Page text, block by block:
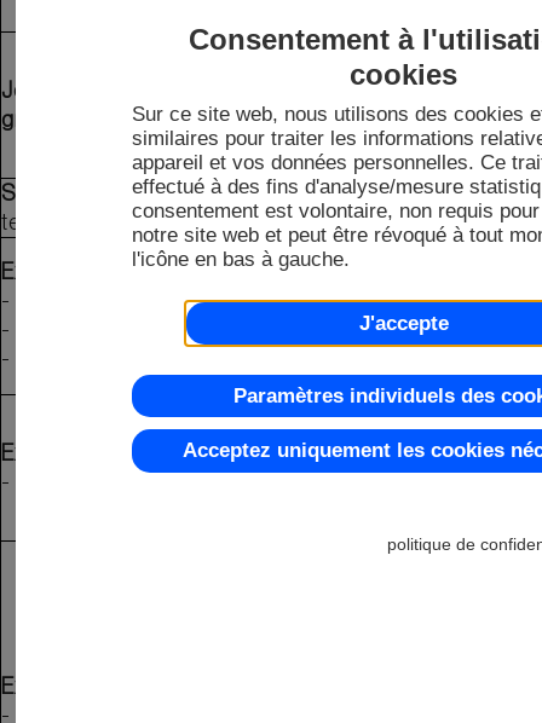
Consentement à
cookies
Sur ce site web, nous utilisons des cookies
similaires pour traiter les informations
appareil et vos données personnelles. Ce
effectué à des fins d'analyse/mesure
consentement est volontaire, non requis
notre site web et peut être révoqué à tout
l'icône en bas à gauche.
J'accepte
Paramètres individuels des
Acceptez uniquement les cookies
politique de
Jeux de caractères adaptés pour les affichages
graphiques
, y compris convertisseur *.BMP
EA
Simulateur DOGpour Windows (affichages de
texte et graphiques)
Exemples d'initialisationpour
- EA DOGM081-A
- EA DOGM162-A
- EA DOGM163-A
Exemples d'initialisationpour
- EA DOGS104-A
Exemples d'initialisation
- EA DOGM204-A